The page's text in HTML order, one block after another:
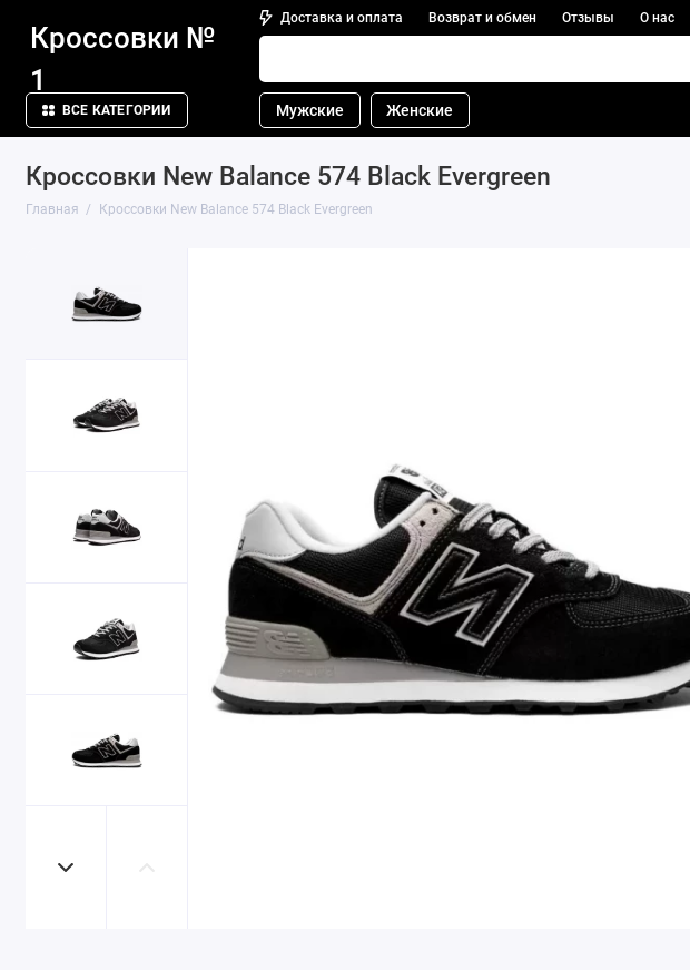
Доставка и оплата Возврат и обмен Отзывы О нас
Кроссовки №
1
ВСЕ КАТЕГОРИИ Мужские Женские
Кроссовки New Balance 574 Black Evergreen
Главная Кроссовки New Balance 574 Black Evergreen